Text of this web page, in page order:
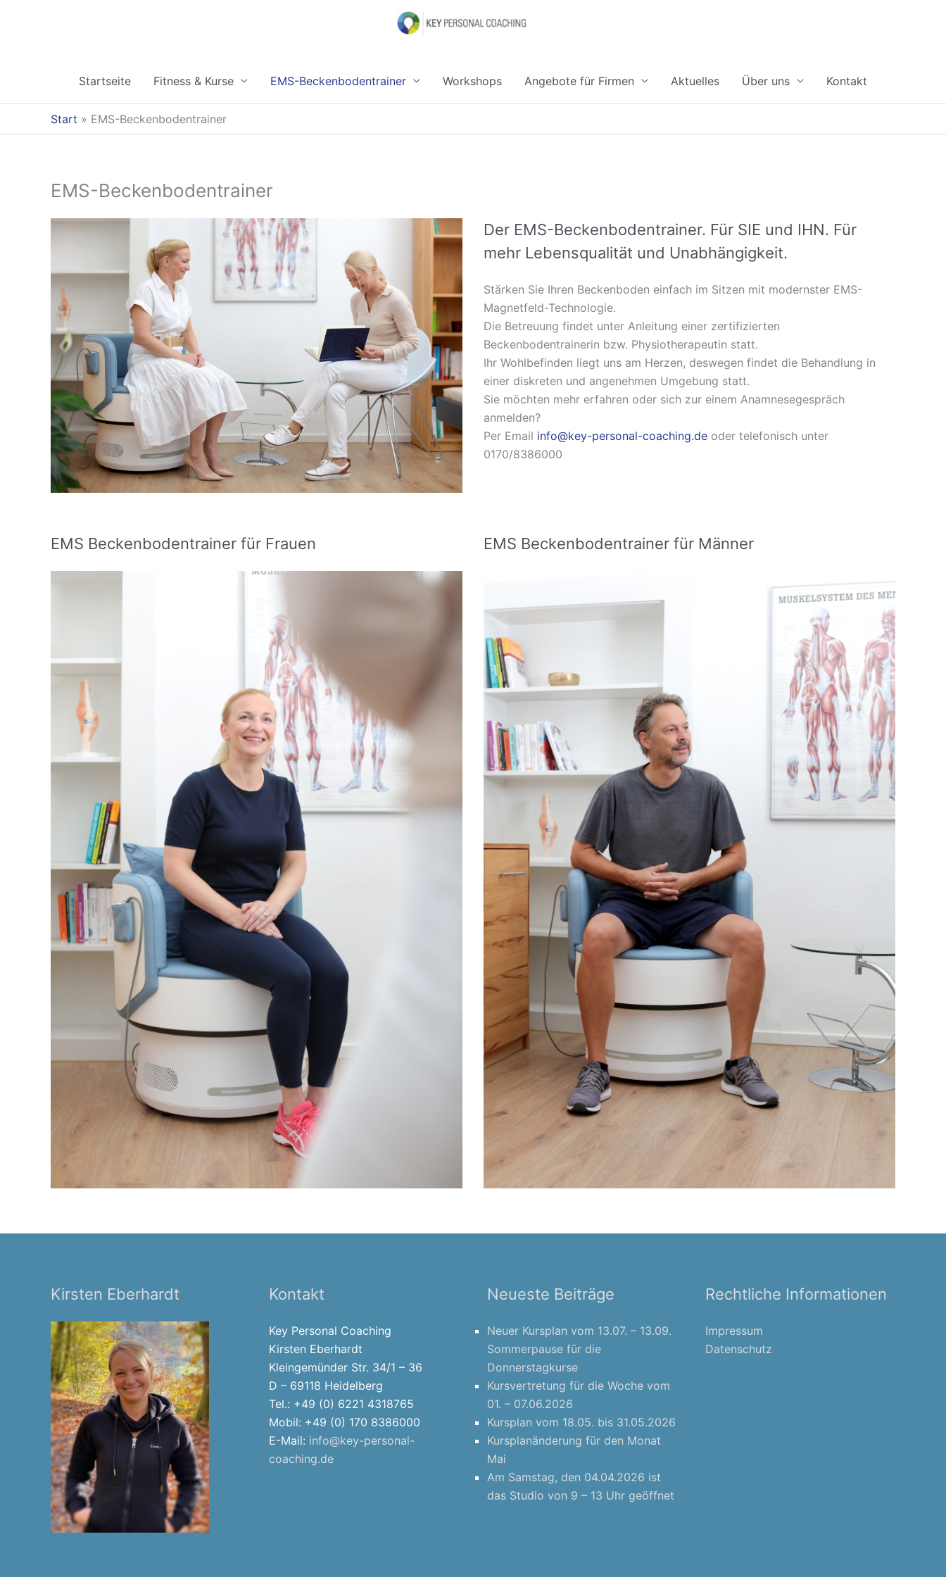
Startseite Fitness & Kurse EMS-Beckenbodentrainer Workshops Angebote für Firmen Aktuelles Über uns Kontakt
Start EMS-Beckenbodentrainer
EMS-Beckenbodentrainer
Der EMS-Beckenbodentrainer. Für SIE und IHN. Für
mehr Lebensqualität und Unabhängigkeit.
Stärken Sie Ihren Beckenboden einfach im Sitzen mit modernster EMS-
Magnetfeld-Technologie.
Die Betreuung findet unter Anleitung einer zertifizierten
Beckenbodentrainerin bzw. Physiotherapeutin statt.
Ihr Wohlbefinden liegt uns am Herzen, deswegen findet die Behandlung in
einer diskreten und angenehmen Umgebung statt.
Sie möchten mehr erfahren oder sich zur einem Anamnesegespräch
anmelden?
Per Email info@key-personal-coaching.de oder telefonisch unter
0170/8386000
EMS Beckenbodentrainer für Frauen EMS Beckenbodentrainer für Männer
Kirsten Eberhardt Kontakt
Key Personal Coaching
Kirsten Eberhardt
Kleingemünder Str. 34/1 – 36
D – 69118 Heidelberg
Tel.: +49 (0) 6221 4318765
Mobil: +49 (0) 170 8386000
E-Mail: info@key-personal-
coaching.de
Neueste Beiträge
Neuer Kursplan vom 13.07. – 13.09.
Sommerpause für die
Donnerstagkurse
Kursvertretung für die Woche vom
01. – 07.06.2026
Kursplan vom 18.05. bis 31.05.2026
Kursplanänderung für den Monat
Mai
Am Samstag, den 04.04.2026 ist
das Studio von 9 – 13 Uhr geöffnet
Rechtliche Informationen
Impressum
Datenschutz